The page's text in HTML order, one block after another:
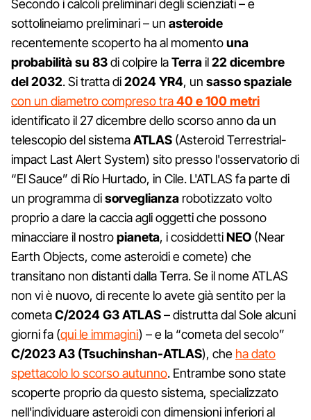
Secondo i calcoli preliminari degli scienziati – e
sottolineiamo preliminari – un asteroide
recentemente scoperto ha al momentouna
probabilità su 83di colpire laTerrail22 dicembre
del 2032. Si tratta di2024 YR4, un sasso spaziale
con un diametro compreso tra40 e 100 metri
identificato il 27 dicembre dello scorso anno da un
telescopio del sistemaATLAS (Asteroid Terrestrial-
impact Last Alert System) sito presso l'osservatorio di
“El Sauce” di Río Hurtado, in Cile. L'ATLAS fa parte di
un programma disorveglianza robotizzato volto
proprio a dare la caccia agli oggetti che possono
minacciare il nostropianeta, i cosiddettiNEO (Near
Earth Objects, come asteroidi e comete) che
transitano non distanti dalla Terra. Se il nome ATLAS
non vi è nuovo, di recente lo avete già sentito per la
cometaC/2024 G3 ATLAS– distrutta dal Sole alcuni
giorni fa (qui le immagini) – e la “cometa del secolo”
C/2023 A3 (Tsuchinshan-ATLAS), che ha dato
spettacolo lo scorso autunno. Entrambe sono state
scoperte proprio da questo sistema, specializzato
nell'individuare asteroidi con dimensioni inferiori al